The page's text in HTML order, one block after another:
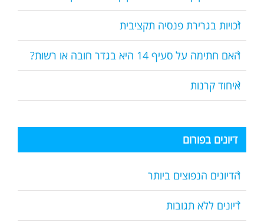
זכויות בגרירת פנסיה תקציבית
האם חתימה על סעיף 14 היא בגדר חובה או רשות?
איחוד קרנות
דיונים בפורום
הדיונים הנפוצים ביותר
דיונים ללא תגובות